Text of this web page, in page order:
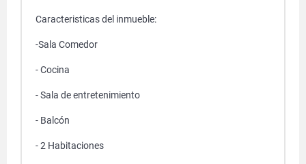
Caracteristicas del inmueble:
-Sala Comedor
- Cocina
- Sala de entretenimiento
- Balcón
- 2 Habitaciones